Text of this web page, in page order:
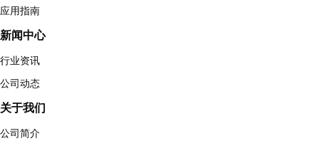
应用指南
新闻中心
行业资讯
公司动态
关于我们
公司简介